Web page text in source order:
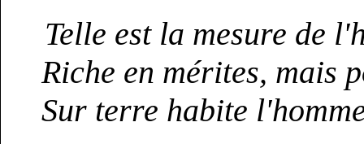
Telle est la mesure de
Riche en mérites, mais
Sur terre habite